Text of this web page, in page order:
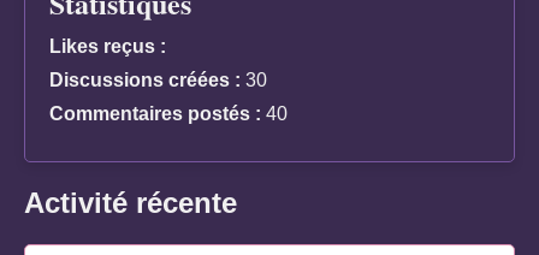
Likes reçus :
Discussions créées : 30
Commentaires postés : 40
Activité récente